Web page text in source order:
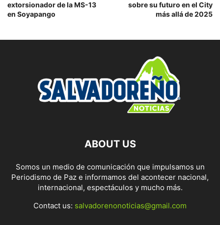
extorsionador de la MS-13
en Soyapango
sobre su futuro en el City
más allá de 2025
ABOUT US
Somos un medio de comunicación que impulsamos un
Periodismo de Paz e informamos del acontecer nacional,
internacional, espectáculos y mucho más.
Contact us: salvadorenonoticias@gmail.com